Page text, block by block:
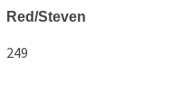
Red/Steven
249